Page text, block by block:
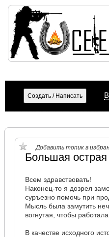
Добавить топик в
Большая
Всем здравствовать!
Наконец-то я дозрел
суръезно помочь при
Мысль была замутить
вогнутая, чтобы
В качестве исходного